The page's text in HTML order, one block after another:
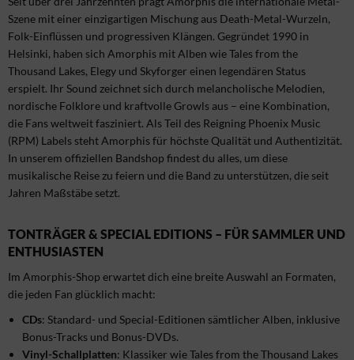
Szene mit einer einzigartigen Mischung aus Death-Metal-Wurzeln,
Folk-Einflüssen und progressiven Klängen. Gegründet 1990 in
Helsinki, haben sich Amorphis mit Alben wie Tales from the
Thousand Lakes, Elegy und Skyforger einen legendären Status
erspielt. Ihr Sound zeichnet sich durch melancholische Melodien,
nordische Folklore und kraftvolle Growls aus – eine Kombination,
die Fans weltweit fasziniert. Als Teil des Reigning Phoenix Music
(RPM) Labels steht Amorphis für höchste Qualität und Authentizität.
In unserem offiziellen Bandshop findest du alles, um diese
musikalische Reise zu feiern und die Band zu unterstützen, die seit
Jahren Maßstäbe setzt.
TONTRÄGER & SPECIAL EDITIONS – FÜR SAMMLER UND
ENTHUSIASTEN
Im Amorphis-Shop erwartet dich eine breite Auswahl an Formaten,
die jeden Fan glücklich macht:
CDs: Standard- und Special-Editionen sämtlicher Alben, inklusive
Bonus-Tracks und Bonus-DVDs.
Vinyl-Schallplatten: Klassiker wie Tales from the Thousand Lakes